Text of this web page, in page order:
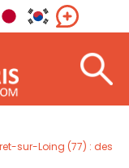
sur-Loing (77) : des